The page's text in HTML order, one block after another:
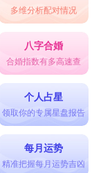
多维分析配对情况
八字合婚
合婚指数有多高速查
个人占星
领取你的专属星盘报告
每月运势
精准把握每月运势吉凶